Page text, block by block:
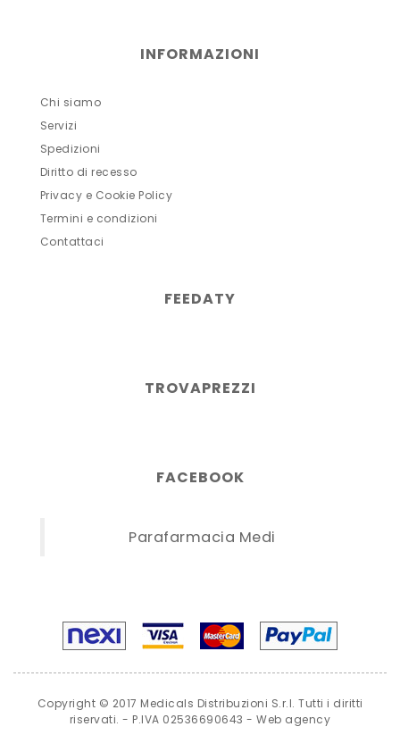
INFORMAZIONI
Chi siamo
Servizi
Spedizioni
Diritto di recesso
Privacy e Cookie Policy
Termini e condizioni
Contattaci
FEEDATY
TROVAPREZZI
FACEBOOK
Parafarmacia Medi
Copyright © 2017 Medicals Distribuzioni S.r.l. Tutti i diritti
riservati. - P.IVA 02536690643 -Web agency